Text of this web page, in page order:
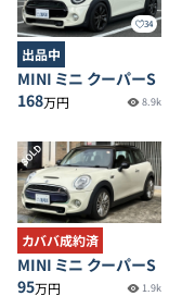
34
出品中
MINI ミニ クーパーS
168万円 8.9k
SOLD
カババ成約済
MINI ミニ クーパーS
95万円 1.9k